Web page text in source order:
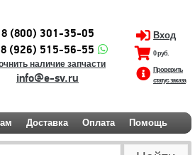
8 (800) 301-35-05
8 (926) 515-56-55
наличие запчасти
info@e-sv.ru
Вход
0 руб.
Проверить
статус заказа
Доставка Оплата Помощь